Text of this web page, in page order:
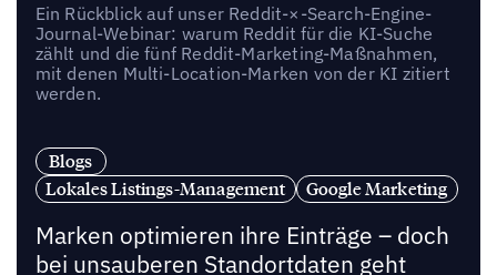
Ein Rückblick auf unser Reddit-×-Search-Engine-
Journal-Webinar: warum Reddit für die KI-Suche
zählt und die fünf Reddit-Marketing-Maßnahmen,
mit denen Multi-Location-Marken von der KI zitiert
werden.
Blogs
Lokales Listings-Management
Google Marketing
Marken optimieren ihre Einträge – doch
bei unsauberen Standortdaten geht